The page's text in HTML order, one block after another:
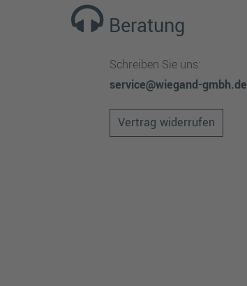
Beratung
Schreiben Sie uns:
service@wiegand-gmbh.de
Vertrag widerrufen